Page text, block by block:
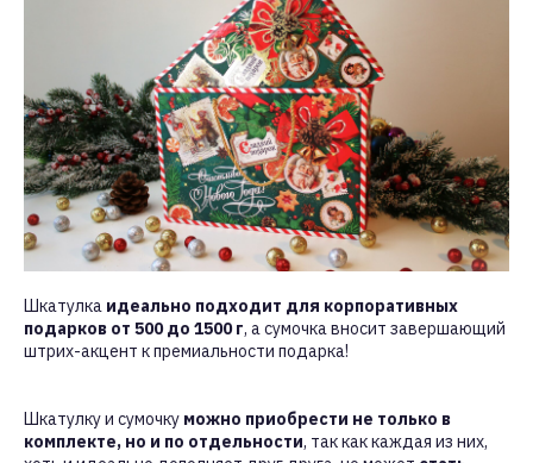
Шкатулка идеально подходит для корпоративных
подарков от 500 до 1500 г, а сумочка вносит завершающий
штрих-акцент к премиальности подарка!
Шкатулку и сумочку можно приобрести не только в
комплекте, но и по отдельности, так как каждая из них,